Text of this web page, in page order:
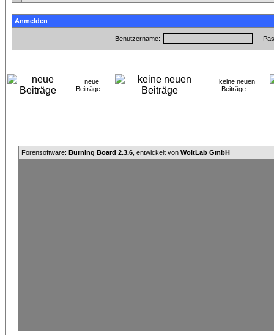
Anmelden
Benutzername:
neue
Beiträge
keine neuen
Beiträge
Forensoftware: Burning Board 2.3.6 , entwickelt von WoltLab GmbH